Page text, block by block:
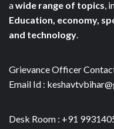
awide range of topics,
Education, economy,
and technology.
Grievance Officer
Email Id :
Desk Room : +91